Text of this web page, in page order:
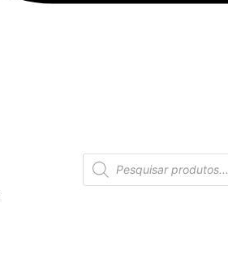
Pesquisar
produtos